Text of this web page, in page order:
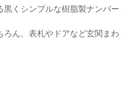
くシンプルな樹脂製ナンバー
ん、表札やドアなど玄関まわ